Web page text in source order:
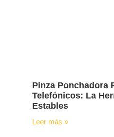
Pinza Ponchadora
Telefónicos: La
Estables
Leer más »